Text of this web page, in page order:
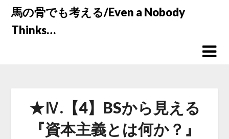
Skip
content
馬の骨でも考える/Even a Nobody
Thinks…
★Ⅳ.【4】BSから見える
『資本主義とは何か？』